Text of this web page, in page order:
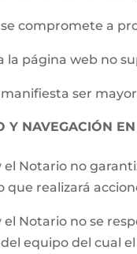
compromete a
la página web no
ser
Y NAVEGACIÓN
el Notario no
que realizará
el Notario no se
equipo del cual